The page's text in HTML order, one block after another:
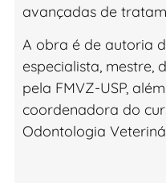
avançadas de
A obra é de autoria
especialista, mestre,
pela FMVZ-USP,
coordenadora do
Odontologia